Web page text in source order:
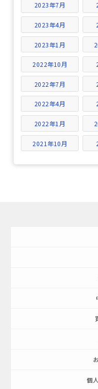
2023年7月
2023年4月
2023年1月
2022年10月
2022年7月
2022年4月
2022年1月
2021年10月
個